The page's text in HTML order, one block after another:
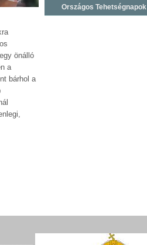
önálló
a
bárhol a
Országos Tehetségnapok